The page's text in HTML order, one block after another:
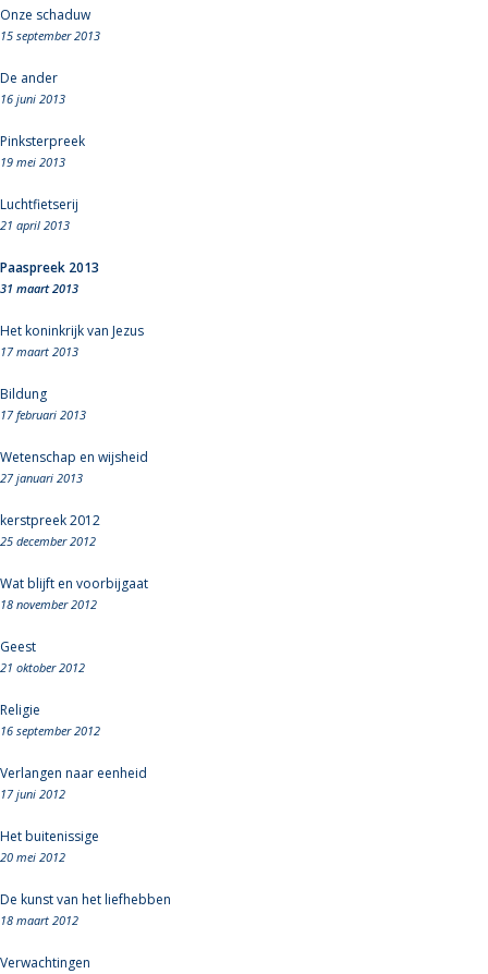
Onze schaduw
15 september 2013
De ander
16 juni 2013
Pinksterpreek
19 mei 2013
Luchtfietserij
21 april 2013
Paaspreek 2013
31 maart 2013
Het koninkrijk van Jezus
17 maart 2013
Bildung
17 februari 2013
Wetenschap en wijsheid
27 januari 2013
kerstpreek 2012
25 december 2012
Wat blijft en voorbijgaat
18 november 2012
Geest
21 oktober 2012
Religie
16 september 2012
Verlangen naar eenheid
17 juni 2012
Het buitenissige
20 mei 2012
De kunst van het liefhebben
18 maart 2012
Verwachtingen